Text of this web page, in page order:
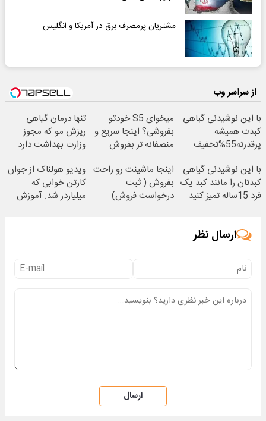
مشتریان پرمصرف برق در آمریکا و انگلیس
از سراسر وب
با این نوشیدنی گیاهی
کبدت همیشه
پرقدرته55%تخفیف
میخوای S5 خودتو
بفروشی؟ اینجا سریع و
منصفانه تر بفروش
تنها درمان گیاهی
ریزش مو که مجوز
وزارت بهداشت دارد
با این نوشیدنی گیاهی
کبدتان را مانند کبد یک
فرد 15ساله تمیز کنید
اینجا ماشینت رو راحت
بفروش ( ثبت
درخواست فروش)
ویدیو هولناک از جوان
کارتن خوابی که
میلیاردر شد. آموزش
ارسال نظر
ارسال